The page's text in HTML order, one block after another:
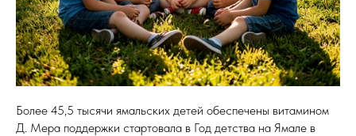
Более 45,5 тысячи ямальских детей обеспечены витамином
Д. Мера поддержки стартовала в Год детства на Ямале в